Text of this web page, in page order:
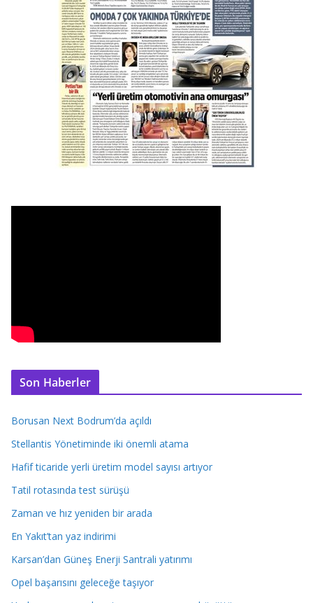
Son Haberler
Borusan Next Bodrum’da açıldı
Stellantis Yönetiminde iki önemli atama
Hafif ticaride yerli üretim model sayısı artıyor
Tatil rotasında test sürüşü
Zaman ve hız yeniden bir arada
En Yakıt’tan yaz indirimi
Karsan’dan Güneş Enerji Santrali yatırımı
Opel başarısını geleceğe taşıyor